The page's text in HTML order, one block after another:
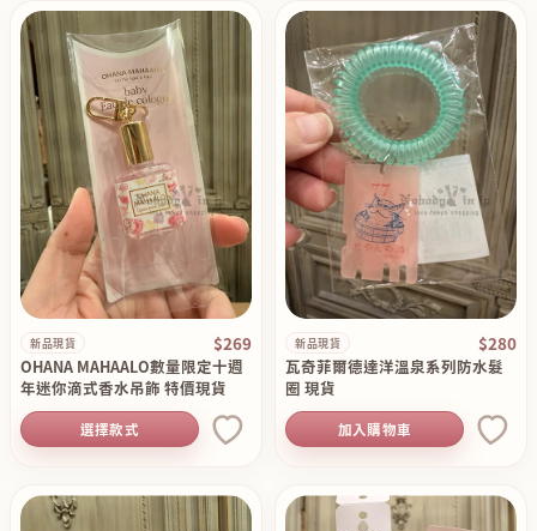
新品現貨 $269
OHANA MAHAALO數量限定十週
年迷你滴式香水吊飾 特價現貨
選擇款式
新品現貨 $280
瓦奇菲爾德達洋溫泉系列防水髮
圈 現貨
加入購物車